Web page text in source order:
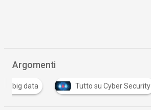
Argomenti
big data Tutto su Cyber Security